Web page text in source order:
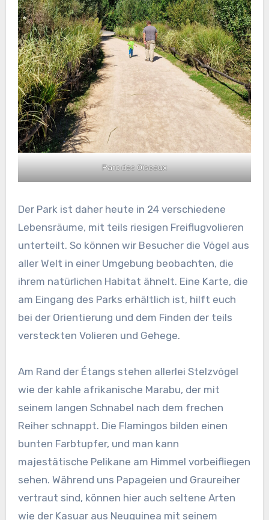
Parc des Oiseaux
Der Park ist daher heute in 24 verschiedene
Lebensräume, mit teils riesigen Freiflugvolieren
unterteilt. So können wir Besucher die Vögel aus
aller Welt in einer Umgebung beobachten, die
ihrem natürlichen Habitat ähnelt. Eine Karte, die
am Eingang des Parks erhältlich ist, hilft euch
bei der Orientierung und dem Finden der teils
versteckten Volieren und Gehege.
Am Rand der Étangs stehen allerlei Stelzvögel
wie der kahle afrikanische Marabu, der mit
seinem langen Schnabel nach dem frechen
Reiher schnappt. Die Flamingos bilden einen
bunten Farbtupfer, und man kann
majestätische Pelikane am Himmel vorbeifliegen
sehen. Während uns Papageien und Graureiher
vertraut sind, können hier auch seltene Arten
wie der Kasuar aus Neuguinea mit seinem